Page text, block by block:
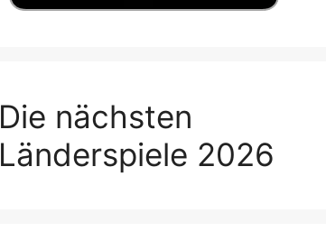
Die nächsten
Länderspiele 2026